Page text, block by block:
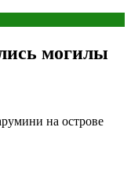
могилы
на острове